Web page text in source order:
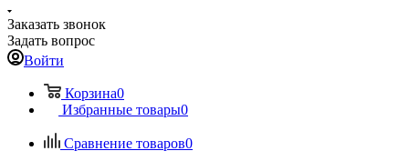
Заказать звонок
Задать вопрос
Войти
Корзина0
Избранные товары0
Сравнение товаров0